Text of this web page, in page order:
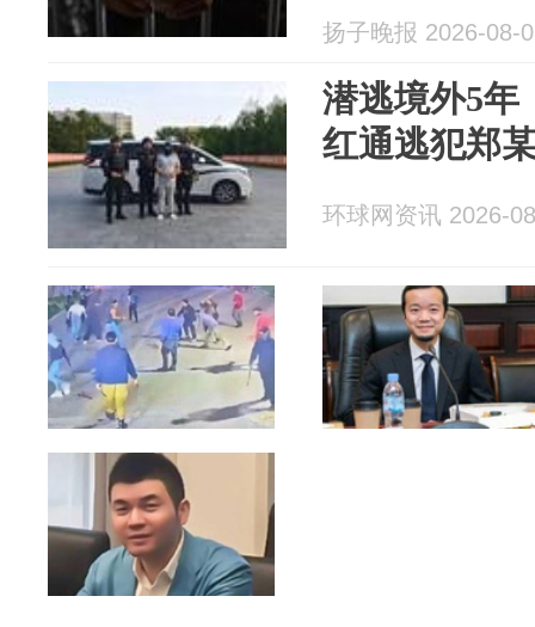
承认实施强
扬子晚报 2026-08-
潜逃境外5年
红通逃犯郑
环球网资讯 2026-